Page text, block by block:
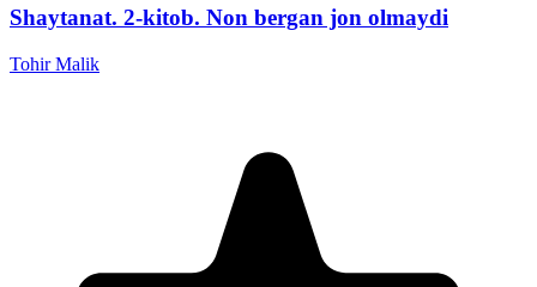
Shaytanat. 2-kitob. Non bergan jon olmaydi
Tohir Malik